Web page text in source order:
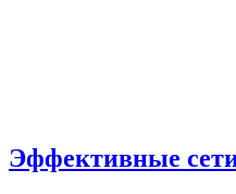
Эффективные